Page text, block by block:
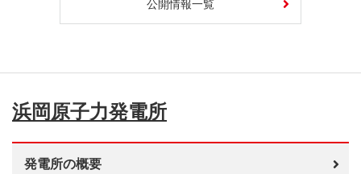
公開情報一覧
浜岡原子力発電所
発電所の概要